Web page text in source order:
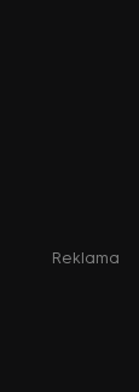
Reklama